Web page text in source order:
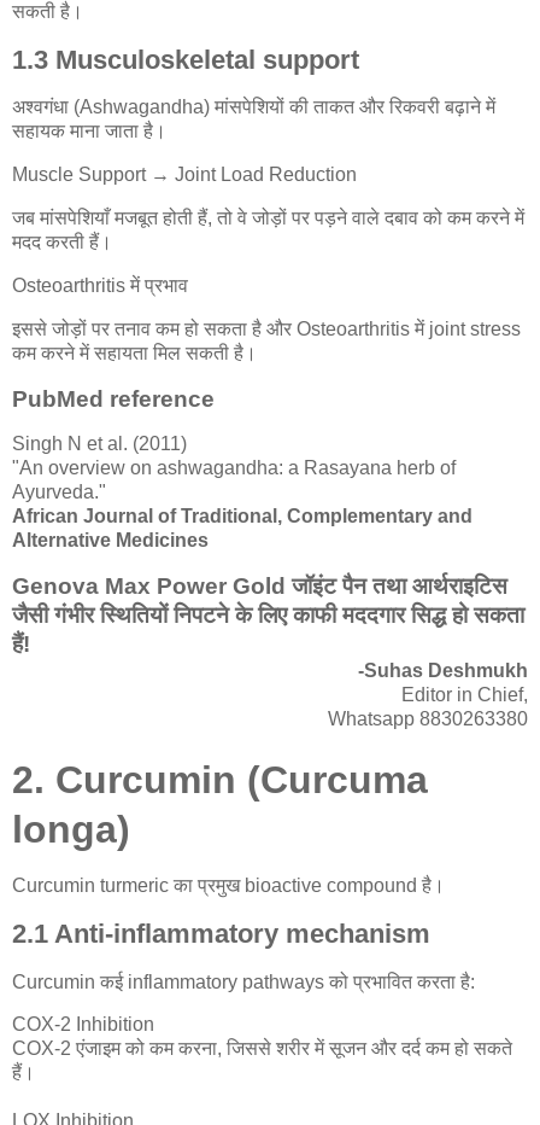
सकती है।
1.3 Musculoskeletal support
अश्वगंधा (Ashwagandha) मांसपेशियों की ताकत और रिकवरी बढ़ाने में
सहायक माना जाता है।
Muscle Support → Joint Load Reduction
जब मांसपेशियाँ मजबूत होती हैं, तो वे जोड़ों पर पड़ने वाले दबाव को कम करने में
मदद करती हैं।
Osteoarthritis में प्रभाव
इससे जोड़ों पर तनाव कम हो सकता है और Osteoarthritis में joint stress
कम करने में सहायता मिल सकती है।
PubMed reference
Singh N et al. (2011)
"An overview on ashwagandha: a Rasayana herb of
Ayurveda."
African Journal of Traditional, Complementary and
Alternative Medicines
Genova Max Power Gold जॉइंट पैन तथा आर्थराइटिस
जैसी गंभीर स्थितियों निपटने के लिए काफी मददगार सिद्ध हो सकता
हैं!
-Suhas Deshmukh
Editor in Chief,
Whatsapp 8830263380
2. Curcumin (Curcuma
longa)
Curcumin turmeric का प्रमुख bioactive compound है।
2.1 Anti-inflammatory mechanism
Curcumin कई inflammatory pathways को प्रभावित करता है:
COX-2 Inhibition
COX-2 एंजाइम को कम करना, जिससे शरीर में सूजन और दर्द कम हो सकते
हैं।